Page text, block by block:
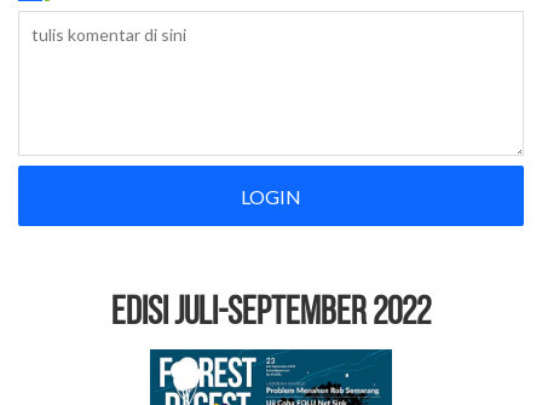
LOGIN
EDISI Juli-September 2022